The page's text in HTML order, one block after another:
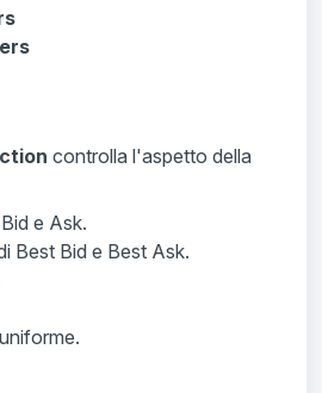
controlla l'aspetto della
e Ask.
Best Bid e Best Ask.